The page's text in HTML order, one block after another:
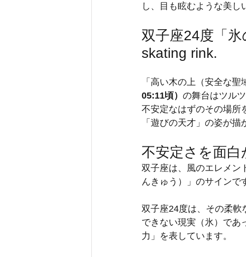
し、目も眩むような美し
双子座24度「
skating rink.
「高い木の上（安全な聖
05:11頃） の舞台はツル
不安定なはずのその場所
「遊びの天才」の姿が描
不安定さを面白
双子座は、風のエレメン
んきゅう）」のサインで
双子座24度は、その柔
できない現実（氷）であ
力」を表しています。